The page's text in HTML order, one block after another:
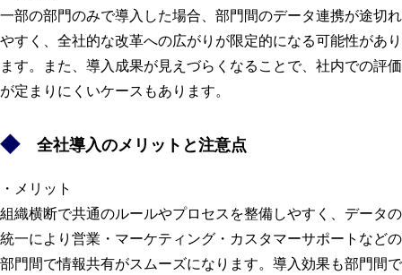
一部の部門のみで導入した場合、部門間のデータ連携が途切れ
やすく、全社的な改革への広がりが限定的になる可能性があり
ます。また、導入成果が見えづらくなることで、社内での評価
が定まりにくいケースもあります。
全社導入のメリットと注意点
・メリット
組織横断で共通のルールやプロセスを整備しやすく、データの
統一により営業・マーケティング・カスタマーサポートなどの
部門間で情報共有がスムーズになります。導入効果も部門間で